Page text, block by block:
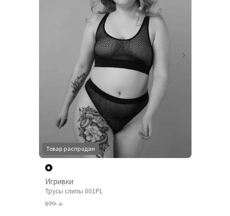
Товар распродан
Игривки
Трусы слипы 001PL
579₴